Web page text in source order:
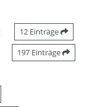
12 Einträge
197 Einträge